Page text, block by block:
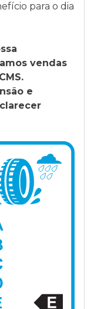
para o dia
vendas
e